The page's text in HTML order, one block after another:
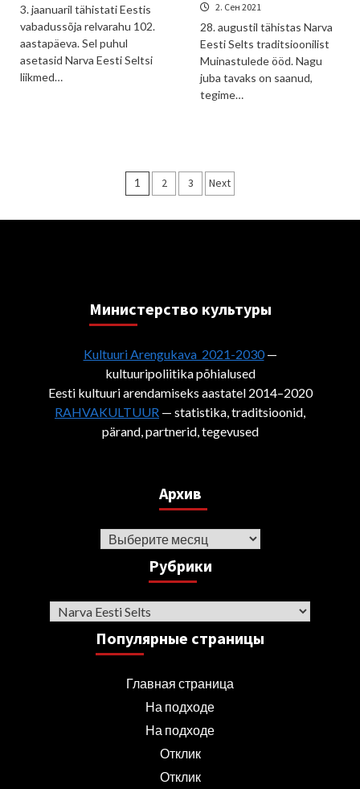
3. jaanuaril tähistati Eestis
vabadussõja relvarahu 102.
aastapäeva. Sel puhul
asetasid Narva Eesti Seltsi
liikmed…
2. Сен 2021
28. augustil tähistas Narva
Eesti Selts traditsioonilist
Muinastulede ööd. Nagu
juba tavaks on saanud,
tegime…
Пагинация
1 2 3 Next
Министерствo культуры
Kultuuri Arengukava 2021-2030—
kultuuripoliitika põhialused
Eesti kultuuri arendamiseks aastatel 2014–2020
RAHVAKULTUUR — statistika, traditsioonid,
pärand, partnerid, tegevused
Архив
Архив
Рубрики
Рубрики
Популярные страницы
Главная страница
На подходе
На подходе
Отклик
Отклик